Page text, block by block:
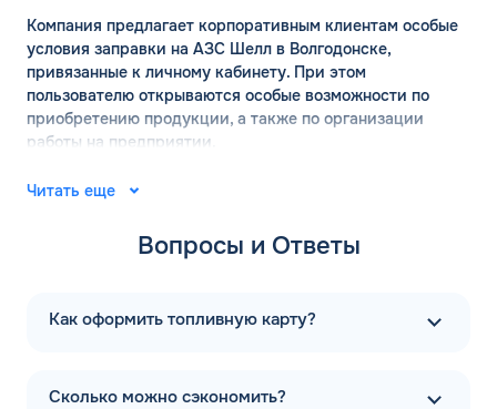
Компания предлагает корпоративным клиентам особые
условия заправки на АЗС Шелл в Волгодонске,
привязанные к личному кабинету. При этом
пользователю открываются особые возможности по
приобретению продукции, а также по организации
работы на предприятии.
АЗС ШЕЛЛ в Волгодонске:
Место рождения компании Шелл — город Хельсинки. Ее
компаньонами в 1934 году. В 1935 году там же открылась
первая точка по продаже бензина. А на сегодняшний
задаются вопросом — это чья компания. С 2022 года она
Читать еще
Вопросы и Ответы
Как оформить топливную карту?
Сколько можно сэкономить?